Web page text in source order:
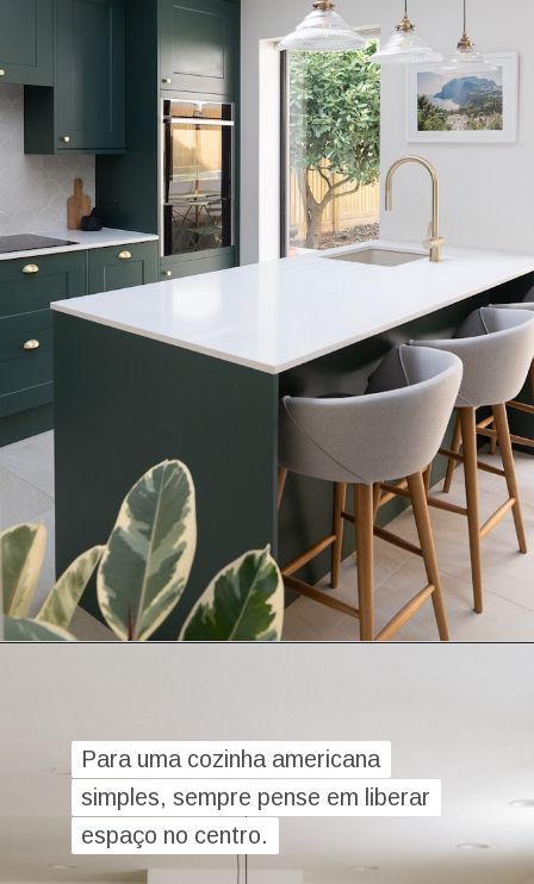
Para uma cozinha americana
simples, sempre pense em liberar
espaço no centro.
Para uma cozinha americana
simples, sempre pense em liberar
espaço no centro.